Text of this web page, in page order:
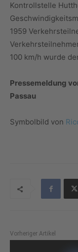
Kontrollstelle
1959
100 km/h wurde
Pressemeldung
Passau
Symbolbild von
Vorheriger Artikel